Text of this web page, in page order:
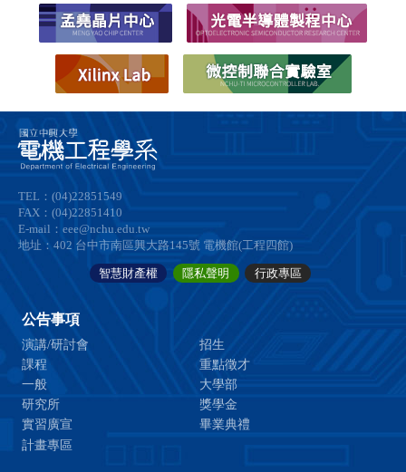
TEL：(04)22851549
FAX：(04)22851410
E-mail：eee@nchu.edu.tw
地址：402 台中市南區興大路145號 電機館(工程四館)
智慧財產權 隱私聲明 行政專區
公告事項
演講/研討會
招生
課程
重點徵才
一般
大學部
研究所
獎學金
實習廣宣
畢業典禮
計畫專區